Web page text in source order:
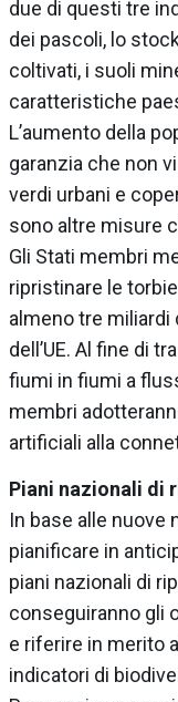
due di questi tre
dei pascoli, lo
coltivati, i suoli
caratteristiche
L’aumento della
garanzia che non
verdi urbani e
sono altre misure
Gli Stati membri
ripristinare le
almeno tre miliardi
dell’UE. Al fine di
fiumi in fiumi a
membri
artificiali alla
Piani nazionali di
In base alle nuove
pianificare in
piani nazionali di
conseguiranno gli
e riferire in merito
indicatori di